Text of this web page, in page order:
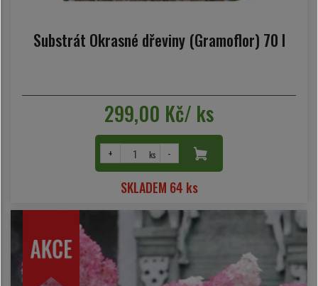
Substrát Okrasné dřeviny (Gramoflor) 70 l
299,00 Kč/ ks
+ ks -
SKLADEM 64 ks